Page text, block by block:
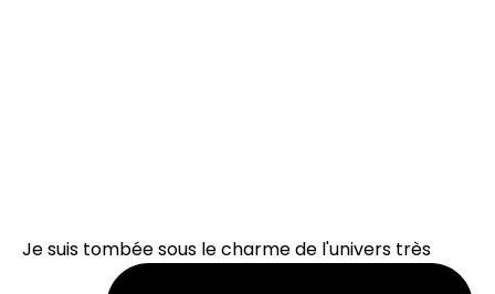
Je suis tombée sous le charme de l'univers très